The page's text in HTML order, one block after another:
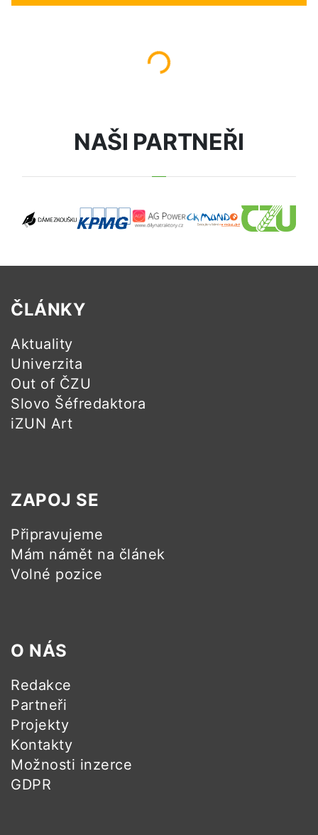
Načítám...
NAŠI PARTNEŘI
ČLÁNKY
Aktuality
Univerzita
Out of ČZU
Slovo Šéfredaktora
iZUN Art
ZAPOJ SE
Připravujeme
Mám námět na článek
Volné pozice
O NÁS
Redakce
Partneři
Projekty
Kontakty
Možnosti inzerce
GDPR